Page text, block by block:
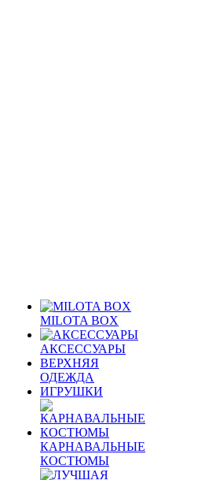
MILOTA BOX
АКСЕССУАРЫ
ВЕРХНЯЯ
ОДЕЖДА
ИГРУШКИ
КАРНАВАЛЬНЫЕ
КОСТЮМЫ